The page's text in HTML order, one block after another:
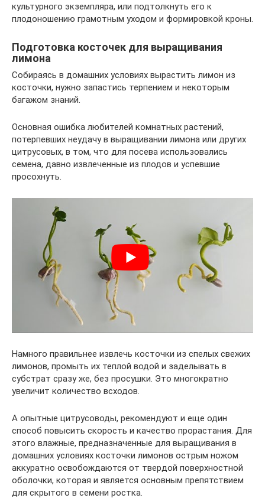
культурного экземпляра, или подтолкнуть его к
плодоношению грамотным уходом и формировкой кроны.
Подготовка косточек для выращивания
лимона
Собираясь в домашних условиях вырастить лимон из
косточки, нужно запастись терпением и некоторым
багажом знаний.
Основная ошибка любителей комнатных растений,
потерпевших неудачу в выращивании лимона или других
цитрусовых, в том, что для посева использовались
семена, давно извлеченные из плодов и успевшие
просохнуть.
Намного правильнее извлечь косточки из спелых свежих
лимонов, промыть их теплой водой и заделывать в
субстрат сразу же, без просушки. Это многократно
увеличит количество всходов.
А опытные цитрусоводы, рекомендуют и еще один
способ повысить скорость и качество прорастания. Для
этого влажные, предназначенные для выращивания в
домашних условиях косточки лимонов острым ножом
аккуратно освобождаются от твердой поверхностной
оболочки, которая и является основным препятствием
для скрытого в семени ростка.